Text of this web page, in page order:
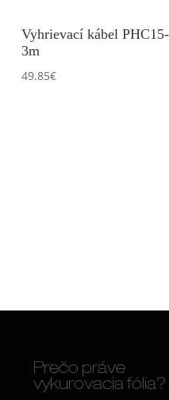
Vyhrievací kábel
3m
49.85€
Prečo práve
vykurovacia fólia?